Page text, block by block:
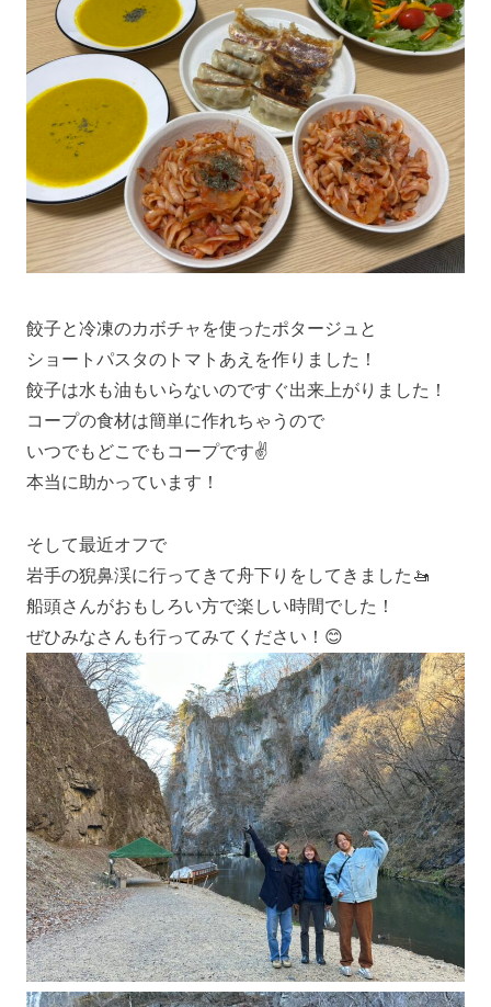
餃子と冷凍のカボチャを使ったポタージュと
ショートパスタのトマトあえを作りました！
餃子は水も油もいらないのですぐ出来上がりました！
コープの食材は簡単に作れちゃうので
いつでもどこでもコープです✌️
本当に助かっています！
そして最近オフで
岩手の猊鼻渓に行ってきて舟下りをしてきました🚤
船頭さんがおもしろい方で楽しい時間でした！
ぜひみなさんも行ってみてください！😊